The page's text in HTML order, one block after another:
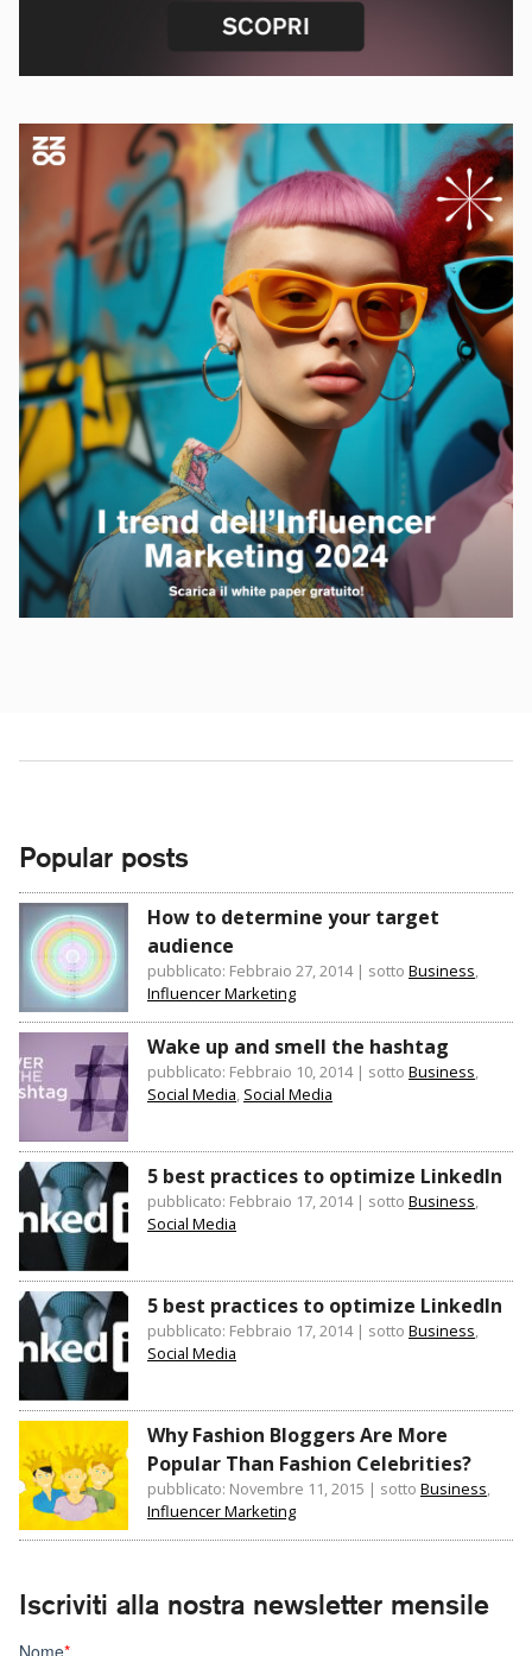
Popular posts
How to determine your target
audience
pubblicato: Febbraio 27, 2014| sotto Business,
Influencer Marketing
Wake up and smell the hashtag
pubblicato: Febbraio 10, 2014| sotto Business,
Social Media, Social Media
5 best practices to optimize LinkedIn
pubblicato: Febbraio 17, 2014| sotto Business,
Social Media
5 best practices to optimize LinkedIn
pubblicato: Febbraio 17, 2014| sotto Business,
Social Media
Why Fashion Bloggers Are More
Popular Than Fashion Celebrities?
pubblicato: Novembre 11, 2015 | sotto Business,
Influencer Marketing
Iscriviti alla nostra newsletter mensile